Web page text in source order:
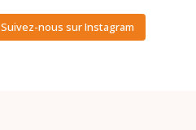
Suivez-nous sur Instagram